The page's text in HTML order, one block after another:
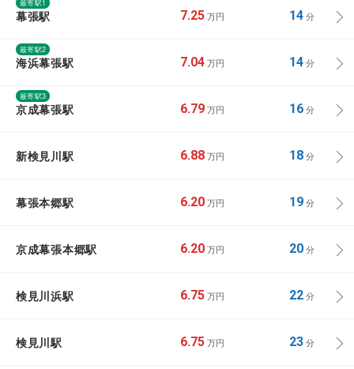
最寄駅1
幕張駅 7.25 万円 14分
最寄駅2
海浜幕張駅 7.04 万円 14分
最寄駅3
京成幕張駅 6.79 万円 16分
新検見川駅 6.88 万円 18分
幕張本郷駅 6.20 万円 19分
京成幕張本郷駅 6.20 万円 20分
検見川浜駅 6.75 万円 22分
検見川駅 6.75 万円 23分